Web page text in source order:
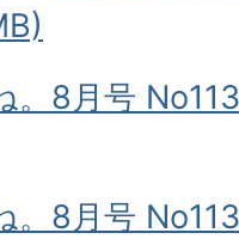
。8月号
。8月号